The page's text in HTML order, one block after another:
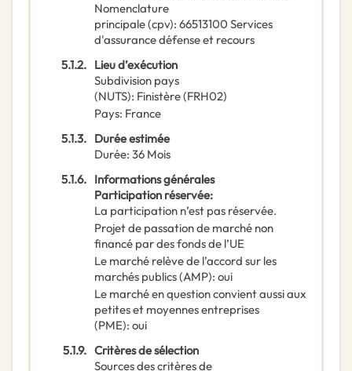
Nomenclature
principale(cpv): 66513100 Services
d'assurance défense et recours
5.1.2. Lieu d’exécution
Subdivision pays
(NUTS): Finistère(FRH02)
Pays: France
5.1.3. Durée estimée
Durée: 36 Mois
5.1.6. Informations générales
Participation réservée:
La participation n’est pas réservée.
Projet de passation de marché non
financé par des fonds de l’UE
Le marché relève de l’accord sur les
marchés publics (AMP): oui
Le marché en question convient aussi aux
petites et moyennes entreprises
(PME): oui
5.1.9. Critères de sélection
Sources des critères de